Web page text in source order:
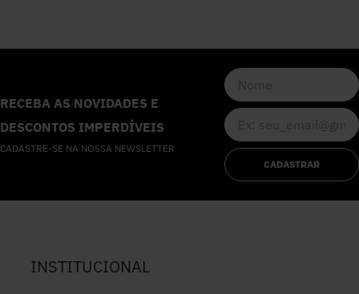
RECEBA AS NOVIDADES E
DESCONTOS IMPERDÍVEIS
CADASTRE-SE NA NOSSA NEWSLETTER
CADASTRAR
INSTITUCIONAL